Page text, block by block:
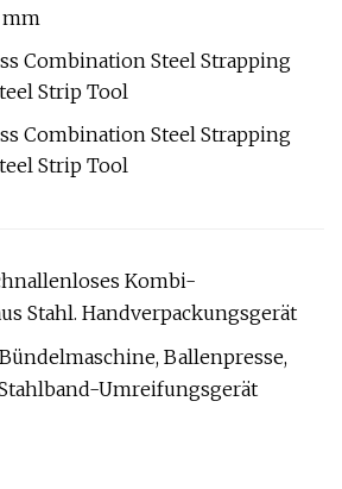
mm
Kombi-
Stahl. Handverpackungsgerät
Ballenpresse,
Umreifungsgerät